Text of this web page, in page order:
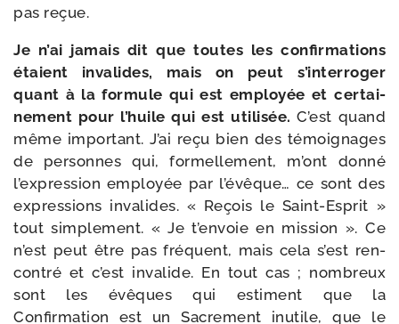
pas reçue.
Je n’ai jamais dit que toutes les confir­ma­tions
étaient inva­lides, mais on peut s’interroger
quant à la for­mule qui est employée et cer­tai­
ne­ment pour l’huile qui est uti­li­sée.C’est quand
même impor­tant. J’ai reçu bien des témoi­gnages
de per­sonnes qui, for­mel­le­ment, m’ont don­né
l’expression employée par l’évêque… ce sont des
expres­sions inva­lides. « Reçois le Saint-​Esprit »
tout sim­ple­ment. « Je t’envoie en mis­sion ». Ce
n’est peut être pas fré­quent, mais cela s’est ren­
con­tré et c’est inva­lide. En tout cas ; nom­breux
sont les évêques qui estiment que la
Confirmation est un Sacrement inutile, que le